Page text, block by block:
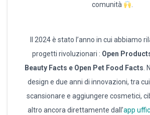
comunità
.
Il 2024 è stato l’anno in cui abbiamo
progetti rivoluzionari : Open
Beauty Facts e Open Pet Food Facts.
design e due anni di innovazioni, tra
scansionare e aggiungere cosmetici,
altro ancora direttamente dall’app